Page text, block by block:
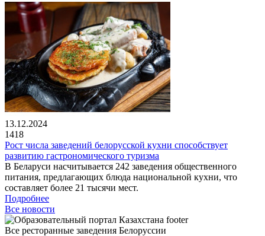
13.12.2024
1418
Рост числа заведений белорусской кухни способствует
развитию гастрономического туризма
В Беларуси насчитывается 242 заведения общественного
питания, предлагающих блюда национальной кухни, что
составляет более 21 тысячи мест.
Подробнее
Все новости
Все ресторанные заведения Белоруссии